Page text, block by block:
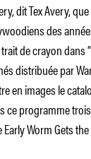
dit Tex Avery,
des
de crayon dans
distribuée par
en images le
ce programme
Worm Gets